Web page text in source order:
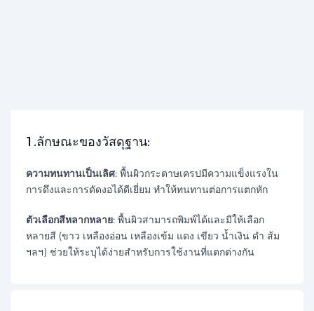
1.ลักษณะของวัสดุฐาน:​​
ความทนทานเป็นเลิศ: พื้นผิวกระดาษเครปมีความแข็งแรงใน
การดึงและการดัดงอได้ดีเยี่ยม ทำให้ทนทานต่อการแตกหัก
ตัวเลือกสีหลากหลาย: พื้นผิวสามารถพิมพ์ได้และมีให้เลือก
หลายสี (ขาว เหลืองอ่อน เหลืองเข้ม แดง เขียว น้ำเงิน ดำ ส้ม
ฯลฯ) ช่วยให้ระบุได้ง่ายสำหรับการใช้งานที่แตกต่างกัน